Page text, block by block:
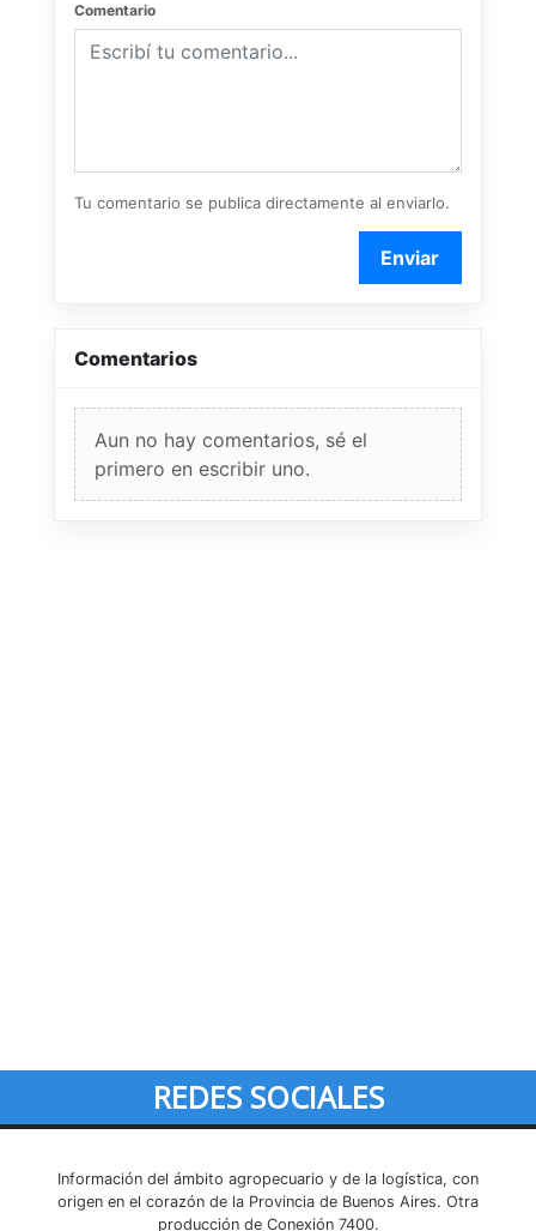
Comentario
Tu comentario se publica directamente al enviarlo.
Enviar
Comentarios
Aun no hay comentarios, sé el
primero en escribir uno.
REDES SOCIALES
Información del ámbito agropecuario y de la logística, con
origen en el corazón de la Provincia de Buenos Aires. Otra
producción de Conexión 7400.